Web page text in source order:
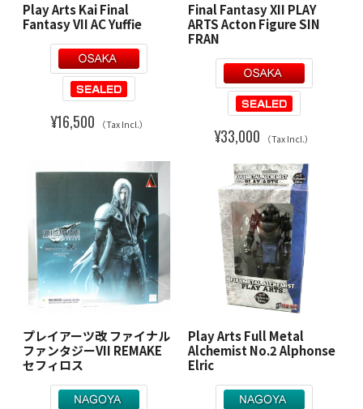
Play Arts Kai Final
Fantasy VII AC Yuffie
¥16,500 （Tax Incl.）
Final Fantasy XII PLAY
ARTS Acton Figure SIN
FRAN
¥33,000 （Tax Incl.）
プレイアーツ改 ファイナル
ファンタジーVII REMAKE
セフィロス
Play Arts Full Metal
Alchemist No.2 Alphonse
Elric